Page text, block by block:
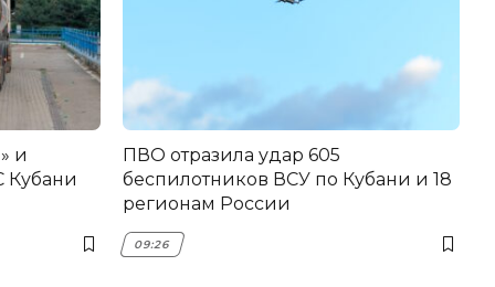
и
Кубани
ПВО отразила удар 605
беспилотников ВСУ по Кубани и 18
регионам России
09:26